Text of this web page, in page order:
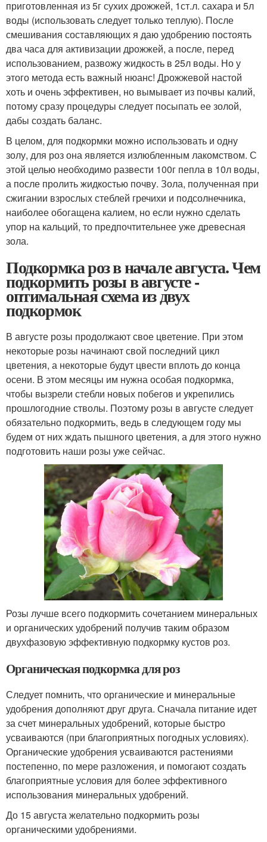
приготовленная из 5г сухих дрожжей, 1ст.л. сахара и 5л
воды (использовать следует только теплую). После
смешивания составляющих я даю удобрению постоять
два часа для активизации дрожжей, а после, перед
использованием, развожу жидкость в 25л воды. Но у
этого метода есть важный нюанс! Дрожжевой настой
хоть и очень эффективен, но вымывает из почвы калий,
потому сразу процедуры следует посыпать ее золой,
дабы создать баланс.
В целом, для подкормки можно использовать и одну
золу, для роз она является излюбленным лакомством. С
этой целью необходимо развести 100г пепла в 10л воды,
а после пролить жидкостью почву. Зола, полученная при
сжигании взрослых стеблей гречихи и подсолнечника,
наиболее обогащена калием, но если нужно сделать
упор на кальций, то предпочтительнее уже древесная
зола.
Подкормка роз в начале августа. Чем
подкормить розы в августе -
оптимальная схема из двух
подкормок
В августе розы продолжают свое цветение. При этом
некоторые розы начинают свой последний цикл
цветения, а некоторые будут цвести вплоть до конца
осени. В этом месяцы им нужна особая подкормка,
чтобы вызрели стебли новых побегов и укрепились
прошлогодние стволы. Поэтому розы в августе следует
обязательно подкормить, ведь в следующем году мы
будем от них ждать пышного цветения, а для этого нужно
подготовить наши розы уже сейчас.
Розы лучше всего подкормить сочетанием минеральных
и органических удобрений получив таким образом
двухфазовую эффективную подкормку кустов роз.
Органическая подкормка для роз
Следует помнить, что органические и минеральные
удобрения дополняют друг друга. Сначала питание идет
за счет минеральных удобрений, которые быстро
усваиваются (при благоприятных погодных условиях).
Органические удобрения усваиваются растениями
постепенно, по мере разложения, и помогают создать
благоприятные условия для более эффективного
использования минеральных удобрений.
До 15 августа желательно подкормить розы
органическими удобрениями.